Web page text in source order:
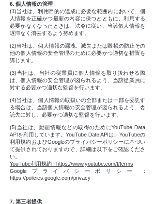
6. 個人情報の管理
(1)当社は、利用目的の達成に必要な範囲内において、個
人情報を正確かつ最新の内容に保つとともに、利用する
必要がなくなったときは、法令に従い、当該個人情報を
遅滞なく消去するよう努めます。
(2)当社は、個人情報の漏洩、滅失または毀損の防止その
他の個人情報の安全管理のために必要かつ適切な措置を
講じます。
(3)当社は、当社の従業員に個人情報を取り扱わせる際
は、個人情報の安全管理が図られるよう、当該従業員に
対する必要かつ適切な監督を行います。
(4)当社は、個人情報の取扱いの全部または一部を委託す
る場合は、当該個人情報の安全管理が図られるよう、委
託先に対し、必要かつ適切な監督を行います。
(5)当社は、動画情報などの取得のためにYouTube Data
APIを利用しています。YouTube Date APIは、YouTubeの
利用規約およびGoogleのプライバシーポリシーに基づい
て提供されておりますので、詳細は以下をご確認くださ
い。
YouTube利用規約 : https://www.youtube.com/t/terms
Googleプライバシーポリシー :
https://policies.google.com/privacy
7. 第三者提供